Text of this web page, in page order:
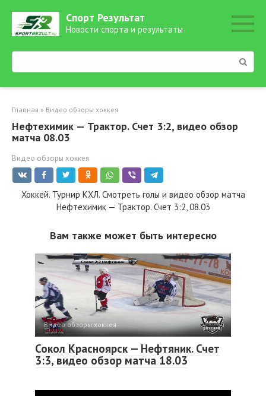
контенту
Спорт Результат
Новости спорта и результаты
Поиск:
Главная » Видео обзоры хоккея
Нефтехимик — Трактор. Счет 3:2, видео обзор
матча 08.03
Видео обзоры хоккея
Хоккей. Турнир КХЛ. Смотреть голы и видео обзор матча
Нефтехимик — Трактор. Счет 3:2, 08.03
Вам также может быть интересно
Видео обзоры хоккея
Сокол Красноярск — Нефтяник. Счет
3:3, видео обзор матча 18.03